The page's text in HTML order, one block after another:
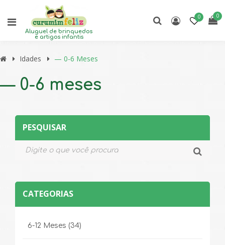
Aluguel de brinquedos
e artigos infantis
0 0
Idades — 0-6 Meses
— 0-6 meses
PESQUISAR
CATEGORIAS
6-12 Meses (34)